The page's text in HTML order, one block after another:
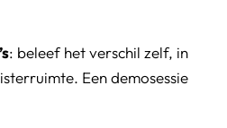
: beleef het verschil zelf, in
Een demosessie